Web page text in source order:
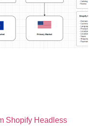
Shopify Headless